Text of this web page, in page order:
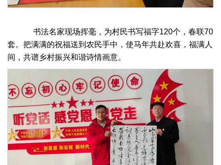
书法名家现场挥毫，为村民书写福字120个，春联70
套。把满满的祝福送到农民手中，使马年共赴欢喜，福满人
间，共谱乡村振兴和谐诗情画意。